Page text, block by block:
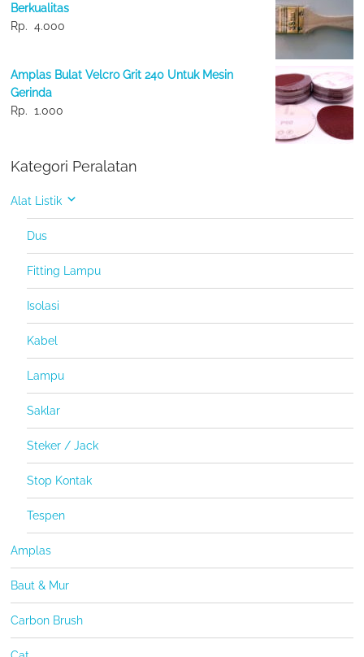
Berkualitas
Rp. 4.000
Amplas Bulat Velcro Grit 240 Untuk Mesin
Gerinda
Rp. 1.000
Kategori Peralatan
Alat Listik
Dus
Fitting Lampu
Isolasi
Kabel
Lampu
Saklar
Steker / Jack
Stop Kontak
Tespen
Amplas
Baut & Mur
Carbon Brush